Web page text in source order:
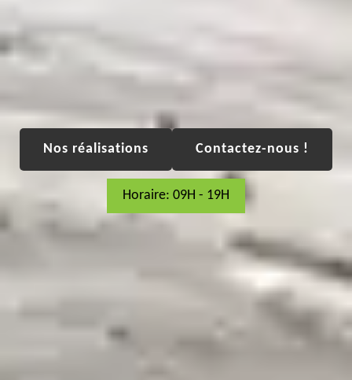
Nos réalisations Contactez-nous !
Horaire: 09H - 19H